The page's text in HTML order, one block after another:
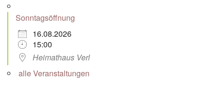
Sonntagsöffnung
16.08.2026
15:00
Heimathaus Verl
alle Veranstaltungen